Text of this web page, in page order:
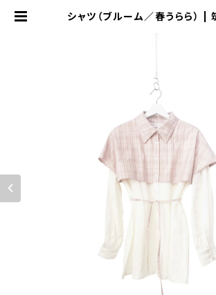
シャツ（ブルーム／春うらら） |